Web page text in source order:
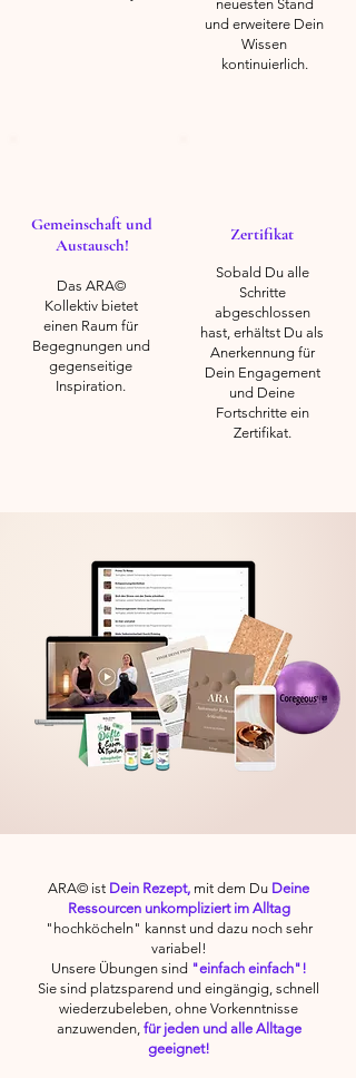
neuesten Stand
und erweitere Dein
Wissen
kontinuierlich.
Gemeinschaft und
Austausch!
Das ARA©
Kollektiv bietet
einen Raum für
Begegnungen und
gegenseitige
Inspiration.
Zertifikat
Sobald Du alle
Schritte
abgeschlossen
hast, erhältst Du als
Anerkennung für
Dein Engagement
und Deine
Fortschritte ein
Zertifikat.
ARA© ist Dein Rezept, mit dem Du Deine
Ressourcen unkompliziert im Alltag
"hochköcheln" kannst und dazu noch sehr
variabel!
Unsere Übungen sind "einfach einfach"!
Sie sind platzsparend und eingängig, schnell
wiederzubeleben, ohne Vorkenntnisse
anzuwenden, für jeden und alle Alltage
geeignet!